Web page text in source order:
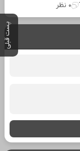
پست قبلی
۰ نظر